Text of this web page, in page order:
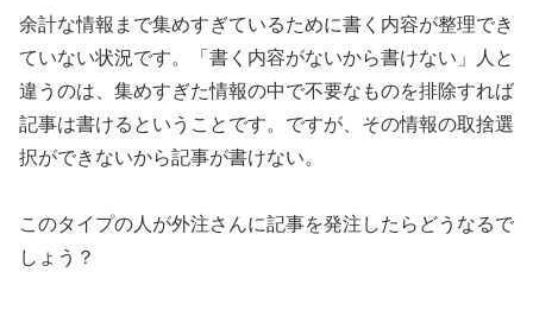
余計な情報まで集めすぎているために書く内容が整理でき
ていない状況です。「書く内容がないから書けない」人と
違うのは、集めすぎた情報の中で不要なものを排除すれば
記事は書けるということです。ですが、その情報の取捨選
択ができないから記事が書けない。
このタイプの人が外注さんに記事を発注したらどうなるで
しょう？